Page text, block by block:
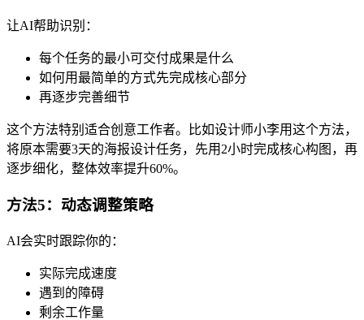
让AI帮助识别：
每个任务的最小可交付成果是什么
如何用最简单的方式先完成核心部分
再逐步完善细节
这个方法特别适合创意工作者。比如设计师小李用这个方法，
将原本需要3天的海报设计任务，先用2小时完成核心构图，再
逐步细化，整体效率提升60%。
方法5：动态调整策略
AI会实时跟踪你的：
实际完成速度
遇到的障碍
剩余工作量